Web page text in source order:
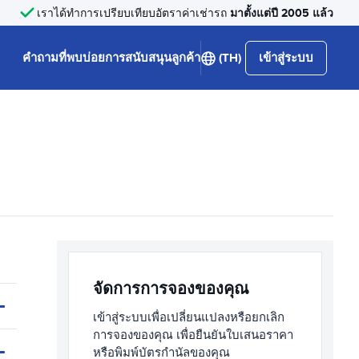
เราได้ทำการเปรียบเทียบอัตราค่าเช่ารถ มาตั้งแต่ปี 2005 แล้ว
คำถามที่พบบ่อยการสนับสนุนลูกค้า (TH) เข้าสู่ระบบ
จัดการการจองของคุณ
เข้าสู่ระบบเพื่อเปลี่ยนแปลงหรือยกเลิก
การจองของคุณ เพื่อยืนยันใบเสนอราคา
หรือพิมพ์บัตรกำนัลของคุณ